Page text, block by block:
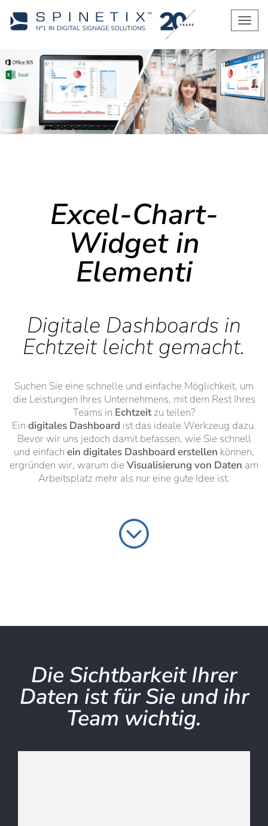
Excel-Chart-
Widget in
Elementi
Digitale Dashboards in
Echtzeit leicht gemacht.
Suchen Sie eine schnelle und einfache Möglichkeit, um
die Leistungen Ihres Unternehmens, mit dem Rest Ihres
Teams in Echtzeitzu teilen?
Ein digitales Dashboard ist das ideale Werkzeug dazu.
Bevor wir uns jedoch damit befassen, wie Sie schnell
und einfach ein digitales Dashboard erstellen können,
ergründen wir, warum die Visualisierung von Daten am
Arbeitsplatz mehr als nur eine gute Idee ist.
Die Sichtbarkeit Ihrer
Daten ist für Sie und ihr
Team wichtig.